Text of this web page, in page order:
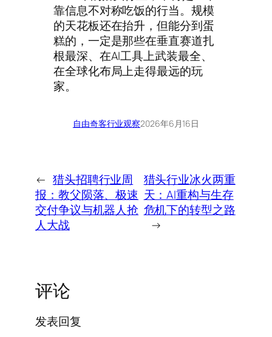
靠信息不对称吃饭的行当。规模
的天花板还在抬升，但能分到蛋
糕的，一定是那些在垂直赛道扎
根最深、在AI工具上武装最全、
在全球化布局上走得最远的玩
家。
自由奇客行业观察2026年6月16日
← 猎头招聘行业周
报：教父陨落、极速
交付争议与机器人抢
人大战
猎头行业冰火两重
天：AI重构与生存
危机下的转型之路
→
评论
发表回复